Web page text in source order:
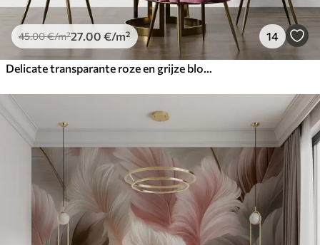
45.00€/m²27 .00 €/m² 14